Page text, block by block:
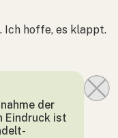
Ich hoffe, es klappt.
der
Eindruck ist